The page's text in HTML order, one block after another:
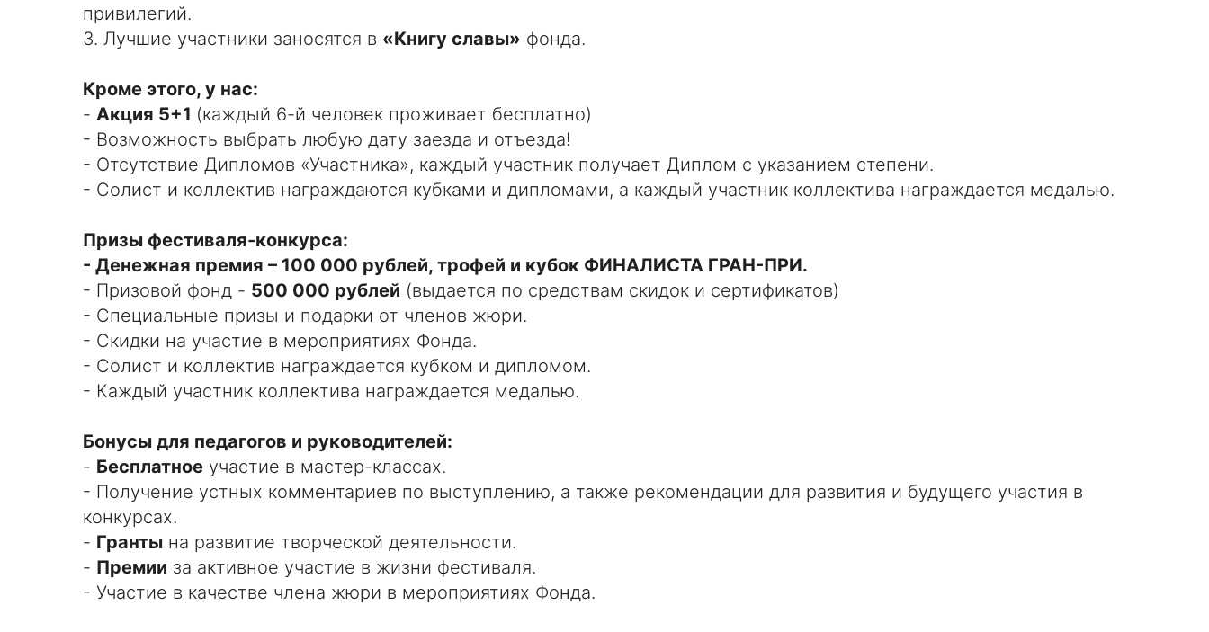
привилегий.
3. Лучшие участники заносятся в «Книгу славы» фонда.
Кроме этого, у нас:
- Акция 5+1 (каждый 6-й человек проживает бесплатно)
- Возможность выбрать любую дату заезда и отъезда!
- Отсутствие Дипломов «Участника», каждый участник получает Диплом с указанием степени.
- Солист и коллектив награждаются кубками и дипломами, а каждый участник коллектива награждается медалью.
Призы фестиваля-конкурса:
- Денежная премия – 100 000 рублей, трофей и кубок ФИНАЛИСТА ГРАН-ПРИ.
- Призовой фонд - 500 000 рублей (выдается по средствам скидок и сертификатов)
- Специальные призы и подарки от членов жюри.
- Скидки на участие в мероприятиях Фонда.
- Солист и коллектив награждается кубком и дипломом.
- Каждый участник коллектива награждается медалью.
Бонусы для педагогов и руководителей:
- Бесплатное участие в мастер-классах.
- Получение устных комментариев по выступлению, а также рекомендации для развития и будущего участия в
конкурсах.
- Гранты на развитие творческой деятельности.
- Премии за активное участие в жизни фестиваля.
- Участие в качестве члена жюри в мероприятиях Фонда.